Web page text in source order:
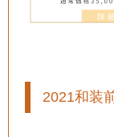
2021和装